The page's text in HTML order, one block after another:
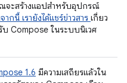
จะสร้างแอปสำหรับอุปกรณ์
ากนี้ เรายังได้แชร์ข่าวสาร เกี่ยว
บ Compose ในระบบนิเวศ
1.6 มีความเสถียรแล้วใน